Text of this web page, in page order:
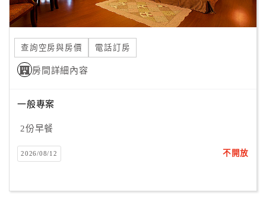
服
紅
利
查
訂
房
Q&A
查詢空房與房價 電話訂房
房間詳細內容
一般專案
2份早餐
2026/08/12 不開放